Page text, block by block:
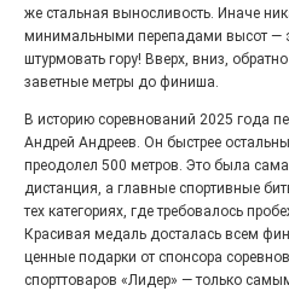
«С ними дядька Черномор»
же стальная выносливость. Иначе
минимальными перепадами высот —
штурмовать гору! Вверх, вниз,
заветные метры до финиша.
В историю соревнований 2025 года
Андрей Андреев. Он быстрее
преодолел 500 метров. Это была
дистанция, а главные спортивные
тех категориях, где требовалось
Красивая медаль досталась всем
ценные подарки от спонсора
спорттоваров «Лидер» — только